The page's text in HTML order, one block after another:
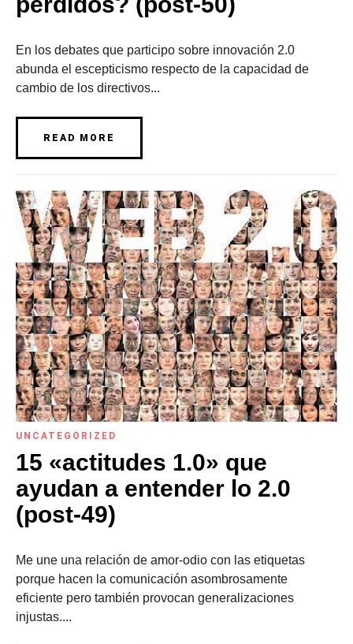
En los debates que participo sobre innovación 2.0
abunda el escepticismo respecto de la capacidad de
cambio de los directivos...
READ MORE
UNCATEGORIZED
15 «actitudes 1.0» que
ayudan a entender lo 2.0
(post-49)
Me une una relación de amor-odio con las etiquetas
porque hacen la comunicación asombrosamente
eficiente pero también provocan generalizaciones
injustas....